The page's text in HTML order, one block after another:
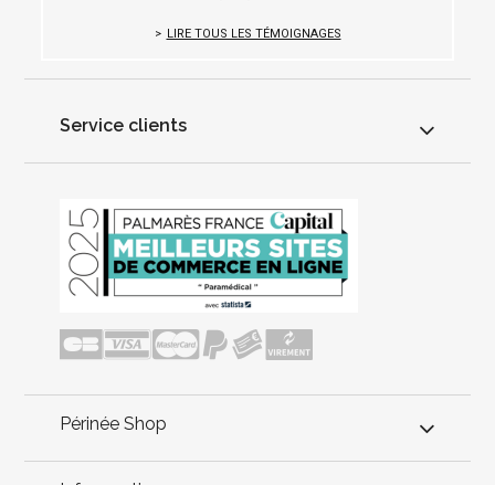
LIRE TOUS LES TÉMOIGNAGES
Service clients
Périnée Shop